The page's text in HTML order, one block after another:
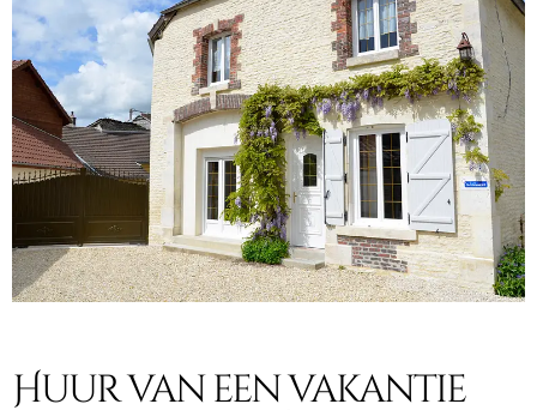
Huur van een vakantie